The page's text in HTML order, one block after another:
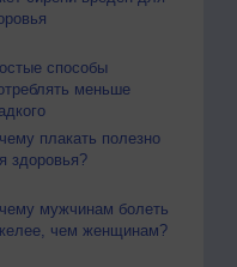
способы
меньше
плакать полезно
здоровья?
мужчинам болеть
чем женщинам?